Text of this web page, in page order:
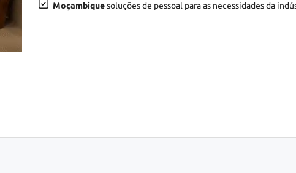
Moçambiquesoluções de pessoal para as necessidades da